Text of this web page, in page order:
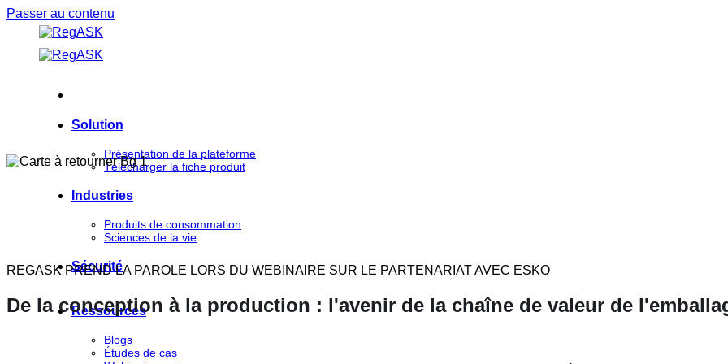
Passer au contenu
Solution
Présentation de la plateforme
Télécharger la fiche produit
Industries
Produits de consommation
Sciences de la vie
Sécurité
Ressources
Blogs
Études de cas
REGASK PREND LA PAROLE LORS DU WEBINAIRE SUR LE PARTENARIAT AVEC ESKO
De la conception à la production : l'avenir de la chaîne de valeur de